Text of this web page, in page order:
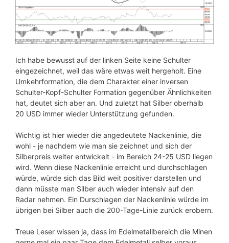
Ich habe bewusst auf der linken Seite keine Schulter
eingezeichnet, weil das wäre etwas weit hergeholt. Eine
Umkehrformation, die dem Charakter einer inversen
Schulter-Kopf-Schulter Formation gegenüber Ähnlichkeiten
hat, deutet sich aber an. Und zuletzt hat Silber oberhalb
20 USD immer wieder Unterstützung gefunden.
Wichtig ist hier wieder die angedeutete Nackenlinie, die
wohl - je nachdem wie man sie zeichnet und sich der
Silberpreis weiter entwickelt - im Bereich 24-25 USD liegen
wird. Wenn diese Nackenlinie erreicht und durchschlagen
würde, würde sich das Bild weit positiver darstellen und
dann müsste man Silber auch wieder intensiv auf den
Radar nehmen. Ein Durschlagen der Nackenlinie würde im
übrigen bei Silber auch die 200-Tage-Linie zurück erobern.
Treue Leser wissen ja, dass im Edelmetallbereich die Minen